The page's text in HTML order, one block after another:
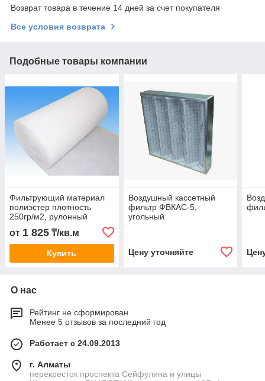
Возврат товара в течение 14 дней за счет покупателя
Все условия возврата
Подобные товары компании
Фильтрующий материал
полиэстер плотность
250гр/м2, рулонный
от 1 825 ₸/кв.м
Купить
Воздушный кассетный
фильтр ФВКАС-5,
угольный
Цену уточняйте
О нас
Рейтинг не сформирован
Менее 5 отзывов за последний год
Работает с 24.09.2013
г. Алматы
перекресток проспекта Сейфулина и улицы